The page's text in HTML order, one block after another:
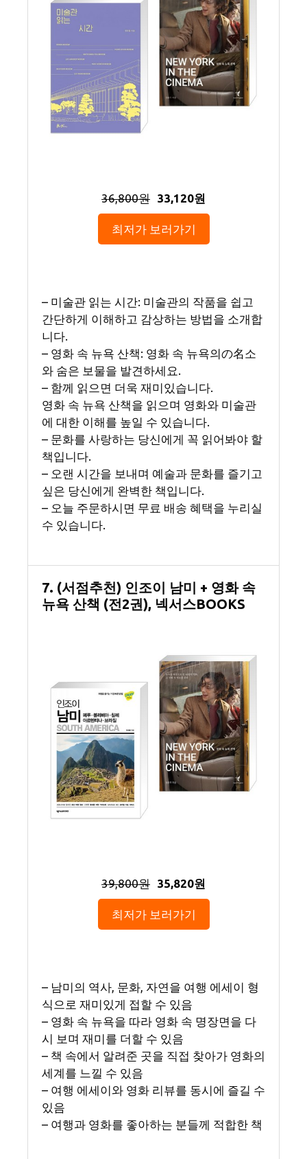
36,800원 33,120원
최저가 보러가기
– 미술관 읽는 시간: 미술관의 작품을 쉽고
간단하게 이해하고 감상하는 방법을 소개합
니다.
– 영화 속 뉴욕 산책: 영화 속 뉴욕의の名소
와 숨은 보물을 발견하세요.
– 함께 읽으면 더욱 재미있습니다.
영화 속 뉴욕 산책을 읽으며 영화와 미술관
에 대한 이해를 높일 수 있습니다.
– 문화를 사랑하는 당신에게 꼭 읽어봐야 할
책입니다.
– 오랜 시간을 보내며 예술과 문화를 즐기고
싶은 당신에게 완벽한 책입니다.
– 오늘 주문하시면 무료 배송 혜택을 누리실
수 있습니다.
7. (서점추천) 인조이 남미 + 영화 속
뉴욕 산책 (전2권), 넥서스BOOKS
39,800원 35,820원
최저가 보러가기
– 남미의 역사, 문화, 자연을 여행 에세이 형
식으로 재미있게 접할 수 있음
– 영화 속 뉴욕을 따라 영화 속 명장면을 다
시 보며 재미를 더할 수 있음
– 책 속에서 알려준 곳을 직접 찾아가 영화의
세계를 느낄 수 있음
– 여행 에세이와 영화 리뷰를 동시에 즐길 수
있음
– 여행과 영화를 좋아하는 분들께 적합한 책